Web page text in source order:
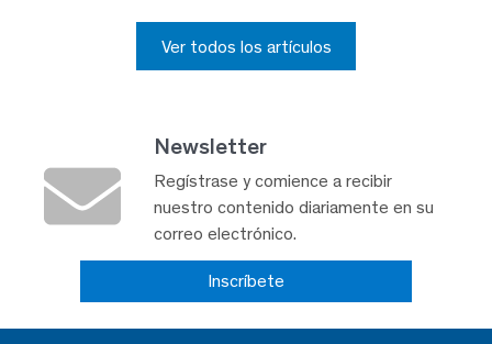
Ver todos los artículos
Newsletter
Regístrase y comience a recibir
nuestro contenido diariamente en su
correo electrónico.
Inscríbete